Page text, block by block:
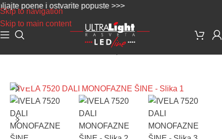
Skip to navigation
Skip to main content
poene i ostvarite popuste >>>